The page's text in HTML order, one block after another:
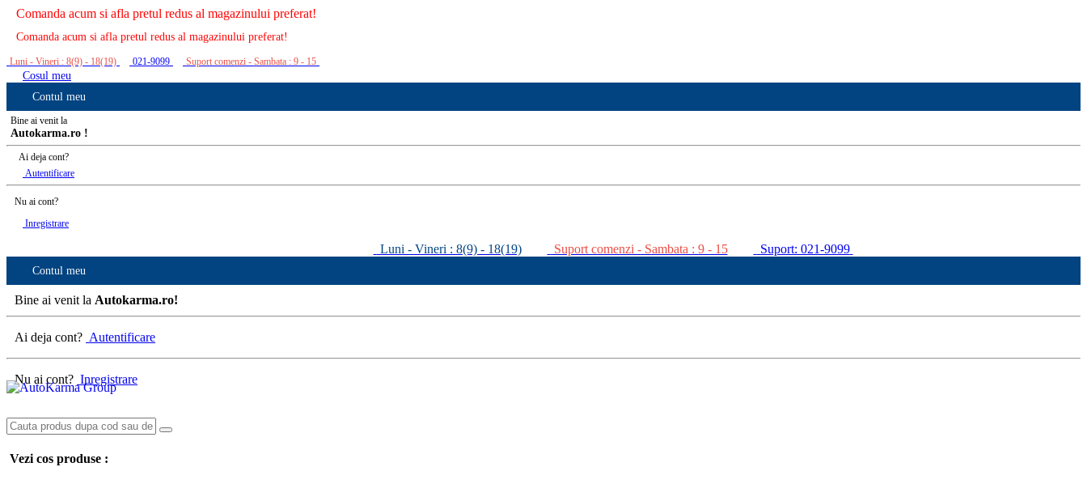
Comanda acum si afla pretul redus al magazinului preferat!
Comanda acum si afla pretul redus al magazinului preferat!
Luni - Vineri : 8(9) - 18(19) 021-9099 Suport comenzi - Sambata : 9 - 15
Cosul meu
Contul meu
Bine ai venit la
Autokarma.ro !
Ai deja cont?
Autentificare
Nu ai cont?
Inregistrare
Luni - Vineri : 8(9) - 18(19) Suport comenzi - Sambata : 9 - 15 Suport: 021-9099
Contul meu
Bine ai venit la Autokarma.ro!
Ai deja cont? Autentificare
Nu ai cont? Inregistrare
Vezi cos produse :